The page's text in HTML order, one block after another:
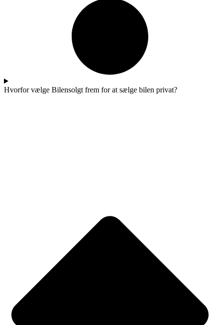
Hvorfor vælge Bilensolgt frem for at sælge bilen privat?